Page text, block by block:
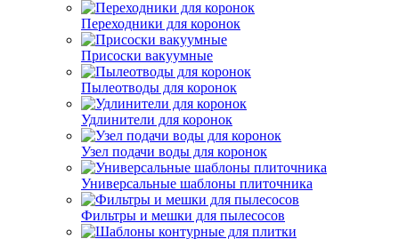
Переходники для коронок
Присоски вакуумные
Пылеотводы для коронок
Удлинители для коронок
Узел подачи воды для коронок
Универсальные шаблоны плиточника
Фильтры и мешки для пылесосов